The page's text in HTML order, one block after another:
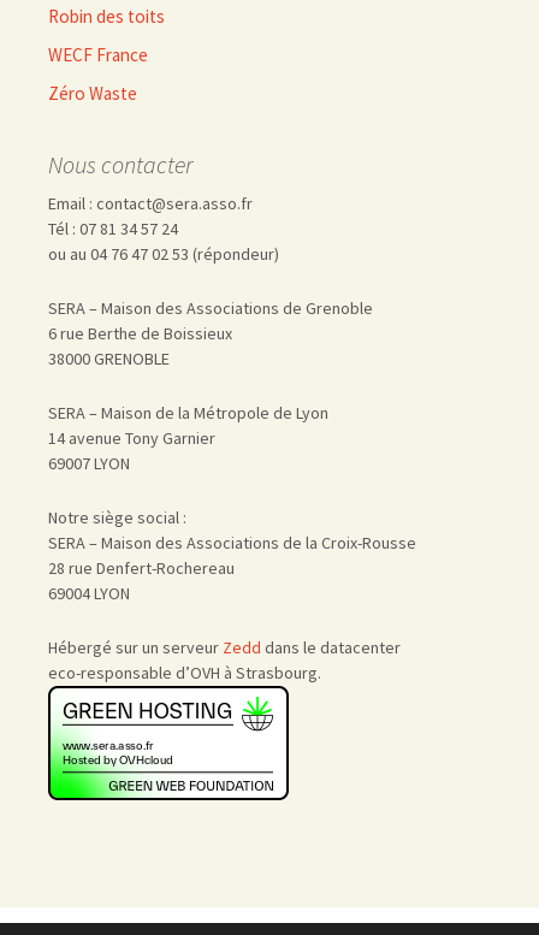
Robin des toits
WECF France
Zéro Waste
Nous contacter
Email : contact@sera.asso.fr
Tél : 07 81 34 57 24
ou au 04 76 47 02 53 (répondeur)
SERA – Maison des Associations de Grenoble
6 rue Berthe de Boissieux
38000 GRENOBLE
SERA – Maison de la Métropole de Lyon
14 avenue Tony Garnier
69007 LYON
Notre siège social :
SERA – Maison des Associations de la Croix-Rousse
28 rue Denfert-Rochereau
69004 LYON
Hébergé sur un serveur Zedd dans le datacenter
eco-responsable d’OVH à Strasbourg.